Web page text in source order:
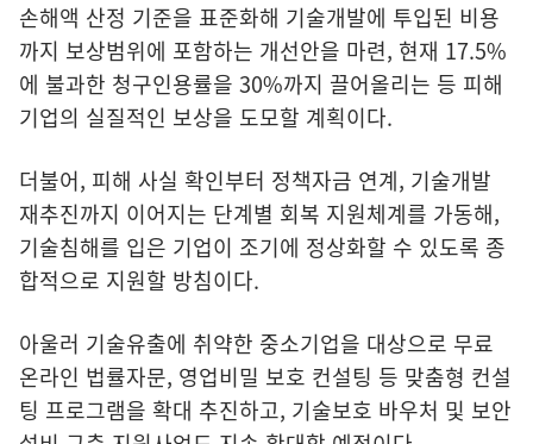
손해액 산정 기준을 표준화해 기술개발에 투입된 비용
까지 보상범위에 포함하는 개선안을 마련, 현재 17.5%
에 불과한 청구인용률을 30%까지 끌어올리는 등 피해
기업의 실질적인 보상을 도모할 계획이다.
더불어, 피해 사실 확인부터 정책자금 연계, 기술개발
재추진까지 이어지는 단계별 회복 지원체계를 가동해,
기술침해를 입은 기업이 조기에 정상화할 수 있도록 종
합적으로 지원할 방침이다.
아울러 기술유출에 취약한 중소기업을 대상으로 무료
온라인 법률자문, 영업비밀 보호 컨설팅 등 맞춤형 컨설
팅 프로그램을 확대 추진하고, 기술보호 바우처 및 보안